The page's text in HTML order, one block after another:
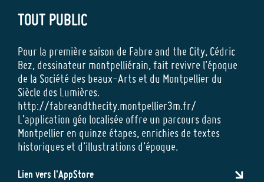
TOUT PUBLIC
Pour la première saison de Fabre and the City, Cédric
Bez, dessinateur montpelliérain, fait revivre l’époque
de la Société des beaux-Arts et du Montpellier du
Siècle des Lumières.
http://fabreandthecity.montpellier3m.fr/
L’application géo localisée offre un parcours dans
Montpellier en quinze étapes, enrichies de textes
historiques et d’illustrations d’époque.
Lien vers l'AppStore